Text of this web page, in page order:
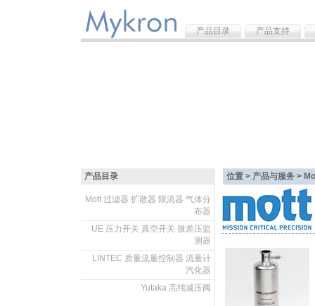
产品目录 产品支持
产品目录 位置 > 产品与服务 >
Mott 过滤器 扩散器 限流器 气体分
布器
UE 压力开关 真空开关 微差压监
测器
LINTEC 质量流量控制器 流量计
汽化器
Yutaka 高纯减压阀